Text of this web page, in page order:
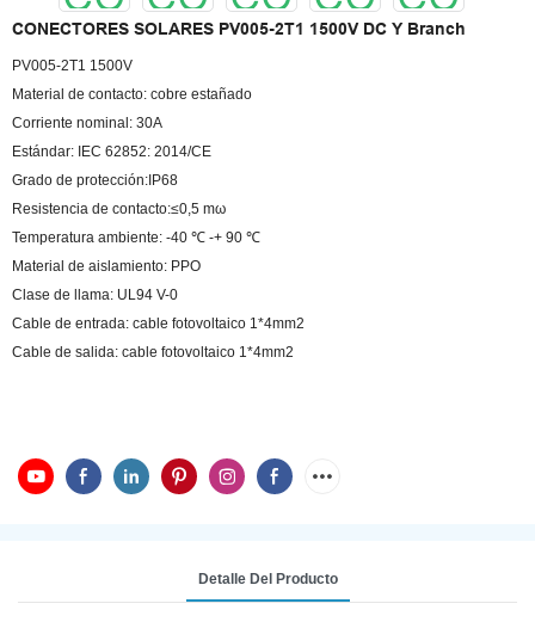
CONECTORES SOLARES PV005-2T1 1500V DC Y Branch
PV005-2T1 1500V
Material de contacto: cobre estañado
Corriente nominal: 30A
Estándar: IEC 62852: 2014/CE
Grado de protección:IP68
Resistencia de contacto:≤0,5 mω
Temperatura ambiente: -40 ℃ -+ 90 ℃
Material de aislamiento: PPO
Clase de llama: UL94 V-0
Cable de entrada: cable fotovoltaico 1*4mm2
Cable de salida: cable fotovoltaico 1*4mm2
Detalle Del Producto